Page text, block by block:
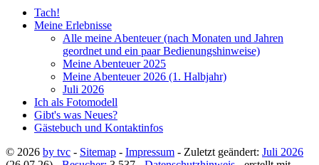
Tach!
Meine Erlebnisse
Alle meine Abenteuer (nach Monaten und Jahren
geordnet und ein paar Bedienungshinweise)
Meine Abenteuer 2025
Meine Abenteuer 2026 (1. Halbjahr)
Juli 2026
Ich als Fotomodell
Gibt's was Neues?
Gästebuch und Kontaktinfos
© 2026 by tvc - Sitemap - Impressum - Zuletzt geändert: Juli 2026